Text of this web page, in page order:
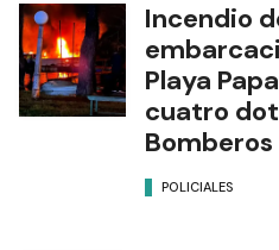
Incendio
Playa
cuatro
Bomberos
POLICIALES